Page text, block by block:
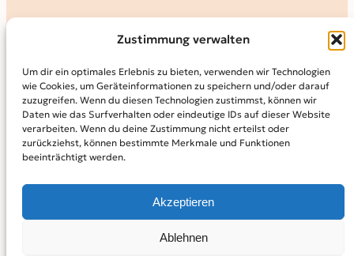
Zustimmung verwalten
Um dir ein optimales Erlebnis zu bieten, verwenden wir Technologien
wie Cookies, um Geräteinformationen zu speichern und/oder darauf
zuzugreifen. Wenn du diesen Technologien zustimmst, können wir
Daten wie das Surfverhalten oder eindeutige IDs auf dieser Website
verarbeiten. Wenn du deine Zustimmung nicht erteilst oder
zurückziehst, können bestimmte Merkmale und Funktionen
beeinträchtigt werden.
Akzeptieren
Ablehnen
KALENDER
MAGAZIN
KidS-Ausgaben online lesen
Abonnement
Archiv
INFO
Datenschutz­erklärung
Powered by